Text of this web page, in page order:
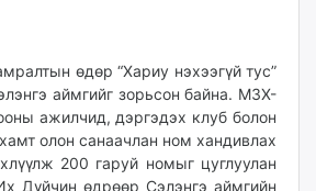
өдөр “Хариу нэхээгүй тус”
аймгийг зорьсон байна. МЗХ-
ажилчид, дэргэдэх клуб болон
олон санаачлан ном хандивлах
200 гаруй номыг цуглуулан
Дүйчин өдрөөр Сэлэнгэ аймгийн